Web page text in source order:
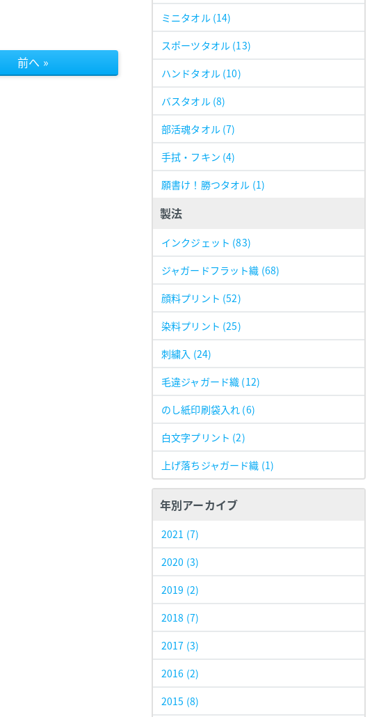
前へ »
ミニタオル (14)
スポーツタオル (13)
ハンドタオル (10)
バスタオル (8)
部活魂タオル (7)
手拭・フキン (4)
願書け！勝つタオル (1)
製法
インクジェット (83)
ジャガードフラット織 (68)
顔料プリント (52)
染料プリント (25)
刺繍入 (24)
毛違ジャガード織 (12)
のし紙印刷袋入れ (6)
白文字プリント (2)
上げ落ちジャガード織 (1)
年別アーカイブ
2021 (7)
2020 (3)
2019 (2)
2018 (7)
2017 (3)
2016 (2)
2015 (8)